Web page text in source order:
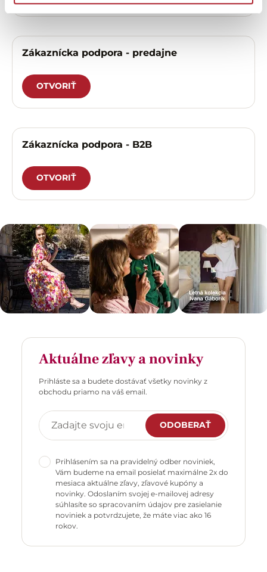
Zákaznícka podpora - predajne
OTVORIŤ
Zákaznícka podpora - B2B
OTVORIŤ
Aktuálne zľavy a novinky
Prihláste sa a budete dostávať všetky novinky z
obchodu priamo na váš email.
ODOBERAŤ
Prihlásením sa na pravidelný odber noviniek,
Vám budeme na email posielať maximálne 2x do
mesiaca aktuálne zľavy, zľavové kupóny a
novinky. Odoslaním svojej e-mailovej adresy
súhlasíte so spracovaním údajov pre zasielanie
noviniek a potvrdzujete, že máte viac ako 16
rokov.